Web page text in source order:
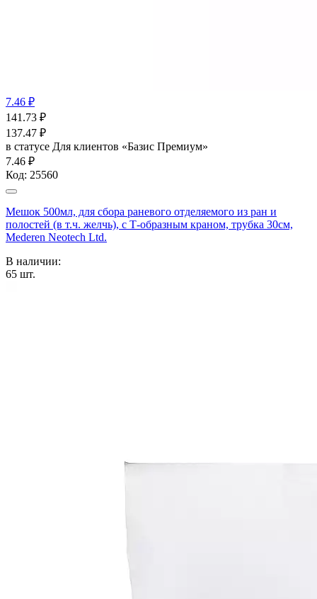
7.46 ₽
141.73 ₽
137.47 ₽
в статусе Для клиентов «Базис Премиум»
7.46 ₽
Код: 25560
Мешок 500мл, для сбора раневого отделяемого из ран и
полостей (в т.ч. желчь), с Т-образным краном, трубка 30см,
Mederen Neotech Ltd.
В наличии:
65 шт.